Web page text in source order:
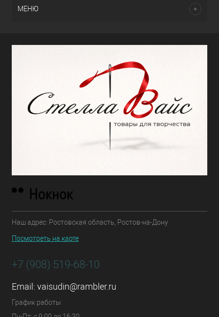
МЕНЮ
Наш адрес: Ростовская область, Ростов-на-Дону
Посмотреть на карте
+7 (908) 519-68-10
Email: vaisudin@rambler.ru
График работы